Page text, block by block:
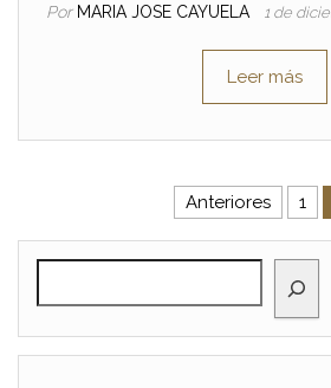
Por MARIA JOSE CAYUELA 1 de
Leer más
Paginación de
Anteriores 1